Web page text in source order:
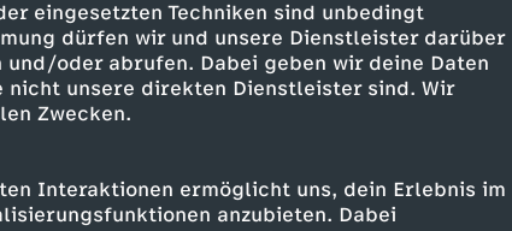
eingesetzten Techniken sind unbedingt
dürfen wir und unsere Dienstleister darüber
oder abrufen. Dabei geben wir deine Daten
unsere direkten Dienstleister sind. Wir
Zwecken.
Interaktionen ermöglicht uns, dein Erlebnis im
anzubieten. Dabei